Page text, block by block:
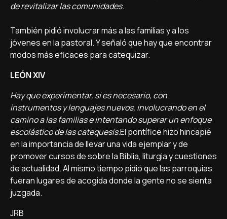
de revitalizar las comunidades.
También pidió involucrar más a las familias y a los
jóvenes en la pastoral. Y señaló que hay que encontrar
modos más eficaces para catequizar.
LEÓN XIV
Hay que experimentar, si es necesario, con
instrumentos y lenguajes nuevos, involucrando en el
camino a las familias e intentando superar un enfoque
escolástico de las catequesis.El pontífice hizo hincapié
en la importancia de llevar una vida ejemplar y de
promover cursos de sobre la Biblia, liturgia y cuestiones
de actualidad. Al mismo tiempo pidió que las parroquias
fueran lugares de acogida donde la gente no se sienta
juzgada.
JRB